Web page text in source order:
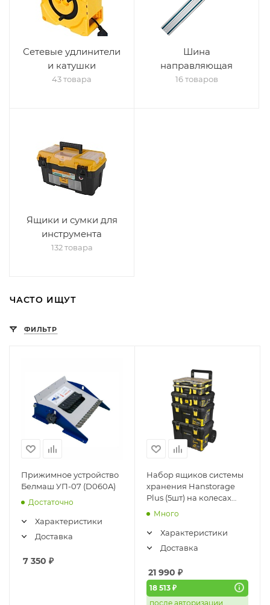
Сетевые удлинители
и катушки
43 товара
Шина
направляющая
16 товаров
Ящики и сумки для
инструмента
132 товара
ЧАСТО ИЩУТ
ФИЛЬТР
Прижимное устройство
Белмаш УП-07 (D060A)
Достаточно
Характеристики
Доставка
7 350 ₽
Набор ящиков системы
хранения Hanstorage
Plus (5шт) на колесах
Hanskonner (HSP5KIT)
Много
Характеристики
Доставка
21 990 ₽
18 513 ₽
после авторизации